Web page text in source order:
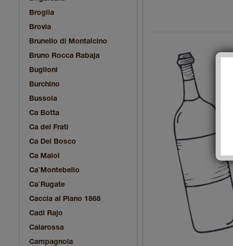
Broglia
Brovia
Brunello di Montalcino
Bruno Rocca Rabaja
Buglioni
Burchino
Bussola
Ca Botta
Ca dei Frati
Ca Del Bosco
Ca Maiol
Ca`Montebello
Ca`Rugate
Caccia al Piano 1868
Cadi Rajo
Caiarossa
Campagnola